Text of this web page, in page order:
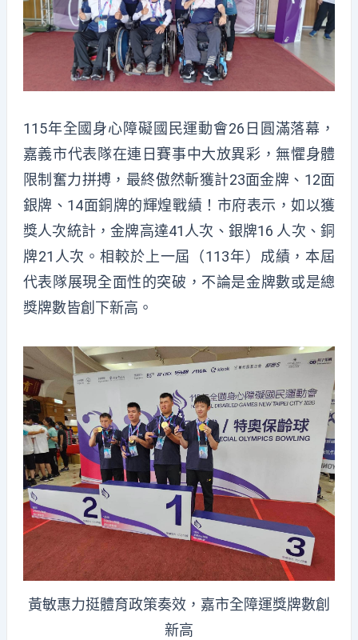
115年全國身心障礙國民運動會26日圓滿落幕，
嘉義市代表隊在連日賽事中大放異彩，無懼身體
限制奮力拼搏，最終傲然斬獲計23面金牌、12面
銀牌、14面銅牌的輝煌戰績！市府表示，如以獲
獎人次統計，金牌高達41人次、銀牌16 人次、銅
牌21人次。相較於上一屆（113年）成績，本屆
代表隊展現全面性的突破，不論是金牌數或是總
獎牌數皆創下新高。
黃敏惠力挺體育政策奏效，嘉市全障運獎牌數創
新高